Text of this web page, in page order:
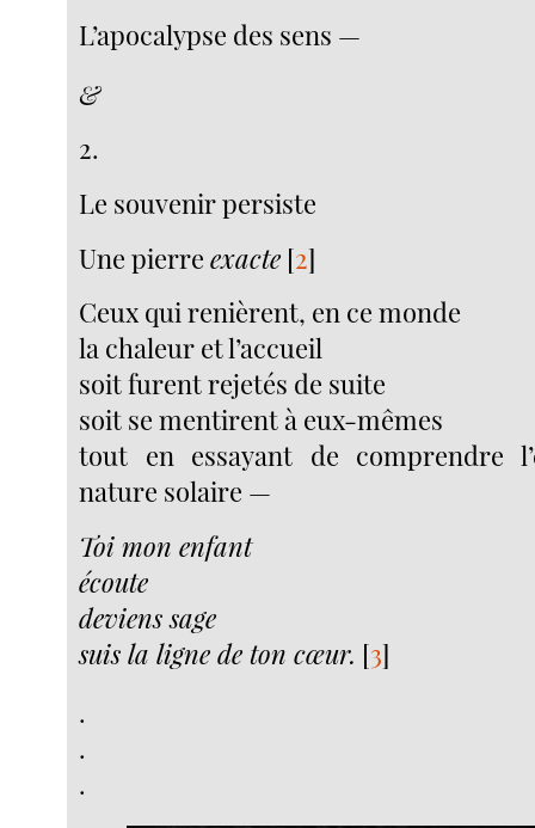
L’apocalypse des sens —
&
2.
Le souvenir persiste
Une pierreexacte [2]
Ceux qui renièrent, en ce monde
la chaleur et l’accueil
soit furent rejetés de suite
soit se mentirent à eux-mêmes
tout en essayant de comprendre
nature solaire —
Toi mon enfant
écoute
deviens sage
suis la ligne de ton cœur. [3]
.
.
.